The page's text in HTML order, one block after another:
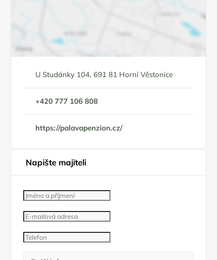
U Studánky 104, 691 81 Horní Věstonice
+420 777 106 808
https://palavapenzion.cz/
Napište majiteli